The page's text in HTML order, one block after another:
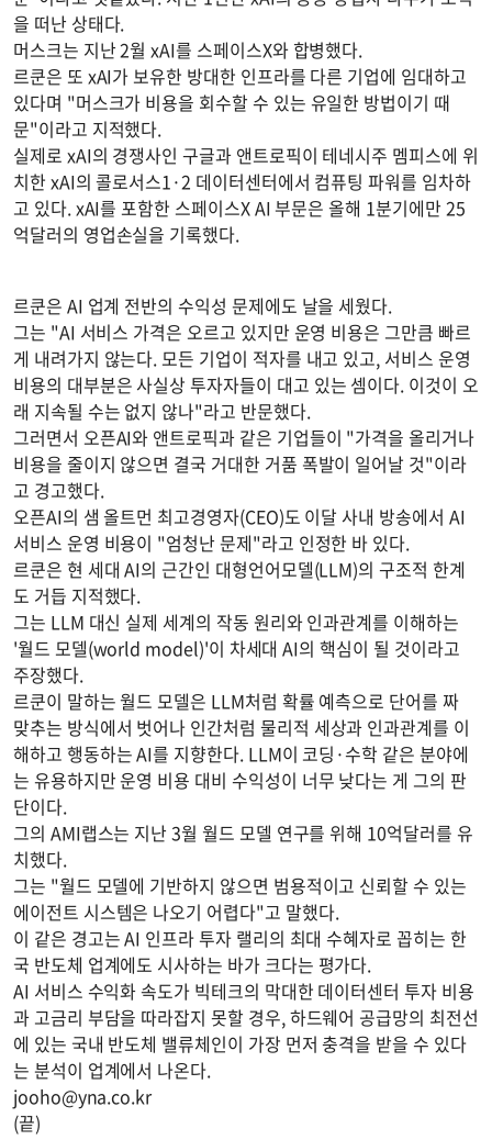
을 떠난 상태다.
머스크는 지난 2월 xAI를 스페이스X와 합병했다.
르쿤은 또 xAI가 보유한 방대한 인프라를 다른 기업에 임대하고
있다며 "머스크가 비용을 회수할 수 있는 유일한 방법이기 때
문"이라고 지적했다.
실제로 xAI의 경쟁사인 구글과 앤트로픽이 테네시주 멤피스에 위
치한 xAI의 콜로서스1·2 데이터센터에서 컴퓨팅 파워를 임차하
고 있다. xAI를 포함한 스페이스X AI 부문은 올해 1분기에만 25
억달러의 영업손실을 기록했다.
르쿤은 AI 업계 전반의 수익성 문제에도 날을 세웠다.
그는 "AI 서비스 가격은 오르고 있지만 운영 비용은 그만큼 빠르
게 내려가지 않는다. 모든 기업이 적자를 내고 있고, 서비스 운영
비용의 대부분은 사실상 투자자들이 대고 있는 셈이다. 이것이 오
래 지속될 수는 없지 않나"라고 반문했다.
그러면서 오픈AI와 앤트로픽과 같은 기업들이 "가격을 올리거나
비용을 줄이지 않으면 결국 거대한 거품 폭발이 일어날 것"이라
고 경고했다.
오픈AI의 샘 올트먼 최고경영자(CEO)도 이달 사내 방송에서 AI
서비스 운영 비용이 "엄청난 문제"라고 인정한 바 있다.
르쿤은 현 세대 AI의 근간인 대형언어모델(LLM)의 구조적 한계
도 거듭 지적했다.
그는 LLM 대신 실제 세계의 작동 원리와 인과관계를 이해하는
'월드 모델(world model)'이 차세대 AI의 핵심이 될 것이라고
주장했다.
르쿤이 말하는 월드 모델은 LLM처럼 확률 예측으로 단어를 짜
맞추는 방식에서 벗어나 인간처럼 물리적 세상과 인과관계를 이
해하고 행동하는 AI를 지향한다. LLM이 코딩·수학 같은 분야에
는 유용하지만 운영 비용 대비 수익성이 너무 낮다는 게 그의 판
단이다.
그의 AMI랩스는 지난 3월 월드 모델 연구를 위해 10억달러를 유
치했다.
그는 "월드 모델에 기반하지 않으면 범용적이고 신뢰할 수 있는
에이전트 시스템은 나오기 어렵다"고 말했다.
이 같은 경고는 AI 인프라 투자 랠리의 최대 수혜자로 꼽히는 한
국 반도체 업계에도 시사하는 바가 크다는 평가다.
AI 서비스 수익화 속도가 빅테크의 막대한 데이터센터 투자 비용
과 고금리 부담을 따라잡지 못할 경우, 하드웨어 공급망의 최전선
에 있는 국내 반도체 밸류체인이 가장 먼저 충격을 받을 수 있다
는 분석이 업계에서 나온다.
jooho@yna.co.kr
(끝)